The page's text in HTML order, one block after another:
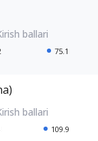
75.1
109.9